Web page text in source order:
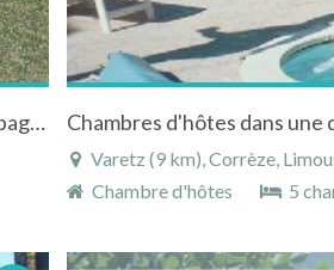
Roulotte de charme la cardelinha à Sadroc dans le Limousin à la campagne
Varetz (9 km), Corrèze,
Chambre d'hôtes
5